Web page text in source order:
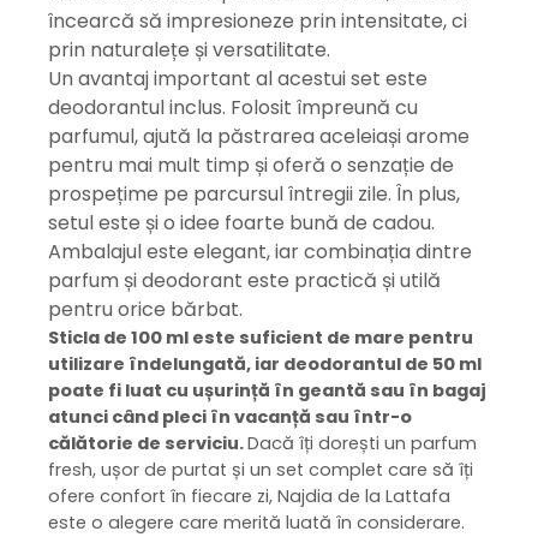
încearcă să impresioneze prin intensitate, ci
prin naturalețe și versatilitate.
Un avantaj important al acestui set este
deodorantul inclus. Folosit împreună cu
parfumul, ajută la păstrarea aceleiași arome
pentru mai mult timp și oferă o senzație de
prospețime pe parcursul întregii zile. În plus,
setul este și o idee foarte bună de cadou.
Ambalajul este elegant, iar combinația dintre
parfum și deodorant este practică și utilă
pentru orice bărbat.
Sticla de 100 ml este suficient de mare pentru
utilizare îndelungată, iar deodorantul de 50 ml
poate fi luat cu ușurință în geantă sau în bagaj
atunci când pleci în vacanță sau într-o
călătorie de serviciu.Dacă îți dorești un parfum
fresh, ușor de purtat și un set complet care să îți
ofere confort în fiecare zi, Najdia de la Lattafa
este o alegere care merită luată în considerare.